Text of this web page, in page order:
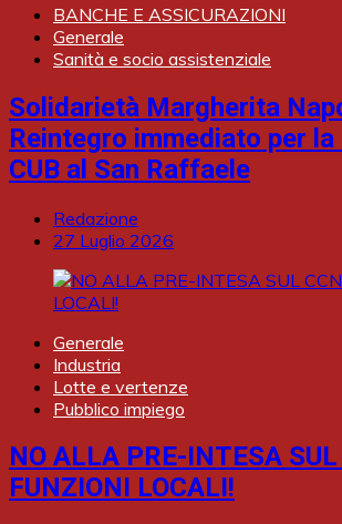
BANCHE E ASSICURAZIONI
Generale
Sanità e socio assistenziale
Solidarietà Margherita
Reintegro immediato per
CUB al San Raffaele
Redazione
27 Luglio 2026
Generale
Industria
Lotte e vertenze
Pubblico impiego
NO ALLA PRE-INTESA
FUNZIONI LOCALI!